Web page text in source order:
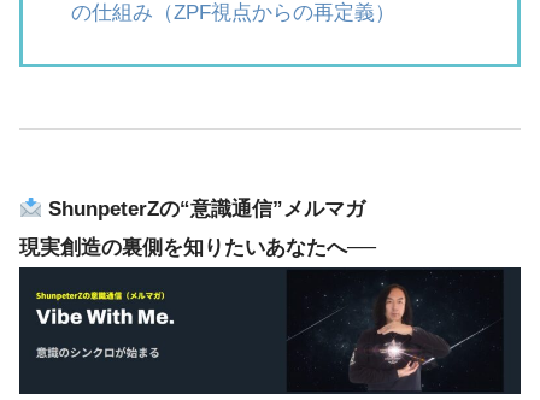
の仕組み（ZPF視点からの再定義）
ShunpeterZの“意識通信”メルマガ
現実創造の裏側を知りたいあなたへ──